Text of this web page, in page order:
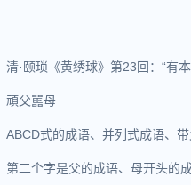
清·颐琐《黄绣球》第23回：“有
頑父嚚母
ABCD式的成语、并列式成语、
第二个字是父的成语、母开头的